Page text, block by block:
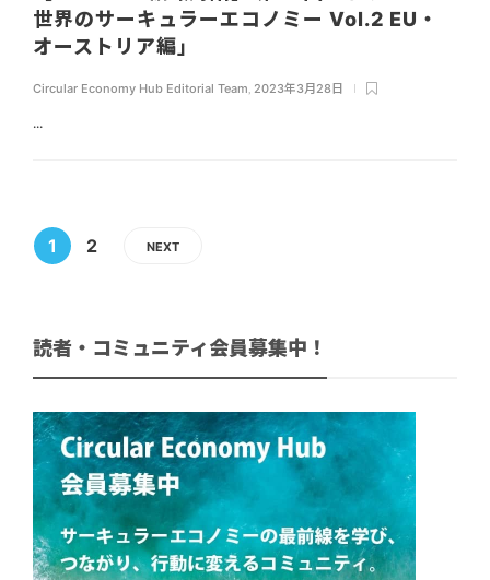
世界のサーキュラーエコノミー Vol.2 EU・
オーストリア編」
Circular Economy Hub Editorial Team, 2023年3月28日
...
1 2 NEXT
読者・コミュニティ会員募集中！